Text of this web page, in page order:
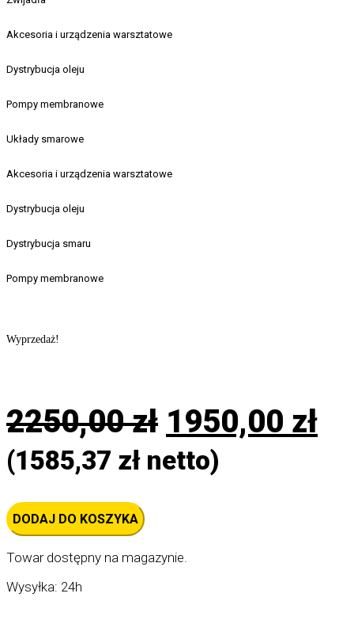
Akcesoria i urządzenia warsztatowe
Dystrybucja oleju
Pompy membranowe
Układy smarowe
Akcesoria i urządzenia warsztatowe
Dystrybucja oleju
Dystrybucja smaru
Pompy membranowe
Wyprzedaż!
2250,00zł Pierwotna
cena
1950,00 zł
(1585,37 zł netto)
ilość
Przystawka
odbioru
(PTO)
M5-
25
DODAJ DO KOSZYKA
Towar dostępny na magazynie.
Wysyłka: 24h